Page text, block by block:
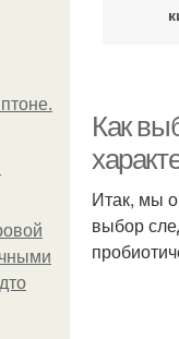
Как
Итак, мы
выбор